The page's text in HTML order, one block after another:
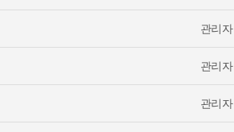
관리자
관리자
관리자